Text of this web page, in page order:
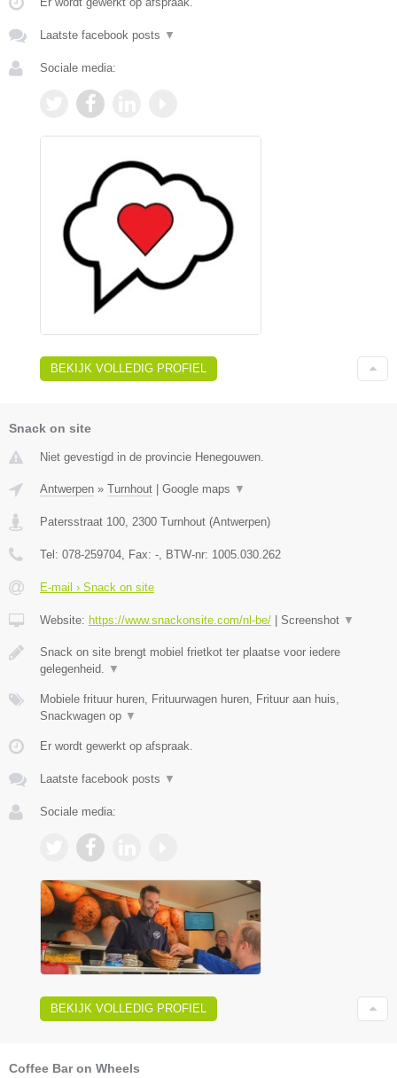
Laatste facebook posts ▼
Sociale media:
BEKIJK VOLLEDIG PROFIEL
Snack on site
Niet gevestigd in de provincie Henegouwen.
Antwerpen » Turnhout Google maps ▼
Patersstraat 100, 2300 Turnhout (Antwerpen)
Tel: 078-259704, Fax: -, BTW-nr: 1005.030.262
E-mail › Snack on site
Website: https://www.snackonsite.com/nl-be/ Screenshot ▼
Snack on site brengt mobiel frietkot ter plaatse voor iedere
gelegenheid. ▼
Mobiele frituur huren, Frituurwagen huren, Frituur aan huis,
Snackwagen op ▼
Er wordt gewerkt op afspraak.
Laatste facebook posts ▼
Sociale media:
BEKIJK VOLLEDIG PROFIEL
Coffee Bar on Wheels